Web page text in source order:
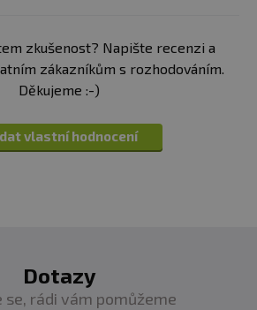
zkušenost? Napište recenzi a
zákazníkům s rozhodováním.
Děkujeme :-)
vlastní hodnocení
Dotazy
se, rádi vám pomůžeme